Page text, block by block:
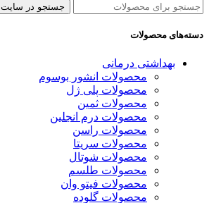
جستجو در سایت
دسته‌های محصولات
بهداشتی درمانی
محصولات انشور بوسوم
محصولات پلی ژل
محصولات ثمین
محصولات درم انجلین
محصولات راسن
محصولات سریتا
محصولات شوتال
محصولات طلسم
محصولات فیتو وان
محصولات گلوده